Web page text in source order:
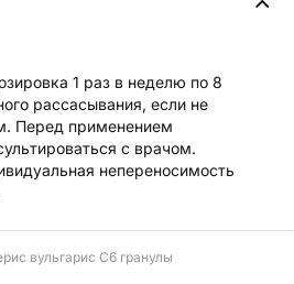
1 раз в неделю по 8
рассасывания, если не
Перед применением
с врачом.
непереносимость
вульгарис С6 гранулы